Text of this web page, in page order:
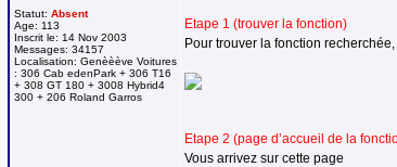
Statut: Absent
Age: 113
Inscrit le: 14 Nov 2003
Messages: 34157
Localisation: Genèèève Voitures
: 306 Cab edenPark + 306 T16
+ 308 GT 180 + 3008 Hybrid4
300 + 206 Roland Garros
Etape 1 (trouver la fonction)
Pour trouver la fonction
Etape 2 (page d’accueil de la
Vous arrivez sur cette page